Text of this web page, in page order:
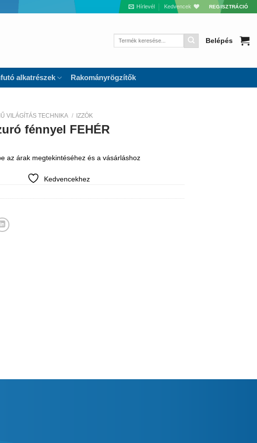
Hírlevél Kedvencek REGISZTRÁCIÓ
Keresés
Belépés
alkatrészek Rakományrögzítők
VILÁGÍTÁS TECHNIKA / IZZÓK
fénnyel FEHÉR
az árak megtekintéséhez és a vásárláshoz
Kedvencekhez